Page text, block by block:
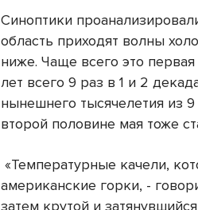
Синоптики
область приходят волны
ниже. Чаще всего это
лет всего 9 раз в 1 и 2
нынешнего тысячелетия из
второй половине мая тоже
«Температурные качели,
американские горки, -
затем крутой и